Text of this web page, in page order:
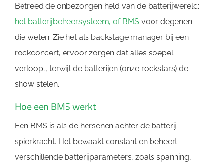
Betreed de onbezongen held van de batterijwereld:
het batterijbeheersysteem, of BMS voor degenen
die weten. Zie het als backstage manager bij een
rockconcert, ervoor zorgen dat alles soepel
verloopt, terwijl de batterijen (onze rockstars) de
show stelen.
Hoe een BMS werkt
Een BMS is als de hersenen achter de batterij -
spierkracht. Het bewaakt constant en beheert
verschillende batterijparameters, zoals spanning,